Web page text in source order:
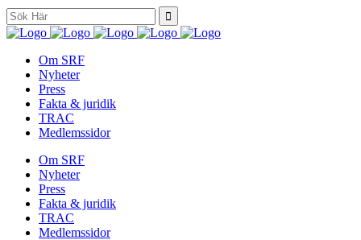
Search
for:
Om SRF
Nyheter
Press
Fakta & juridik
TRAC
Medlemssidor
Om SRF
Nyheter
Press
Fakta & juridik
TRAC
Medlemssidor